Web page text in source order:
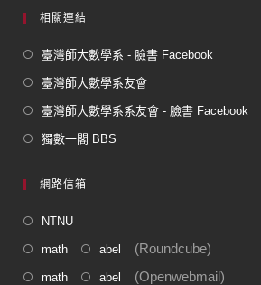
相關連結
臺灣師大數學系 - 臉書 Facebook
臺灣師大數學系友會
臺灣師大數學系系友會 - 臉書 Facebook
獨數一閣 BBS
網路信箱
NTNU
math abel (Roundcube)
math abel (Openwebmail)